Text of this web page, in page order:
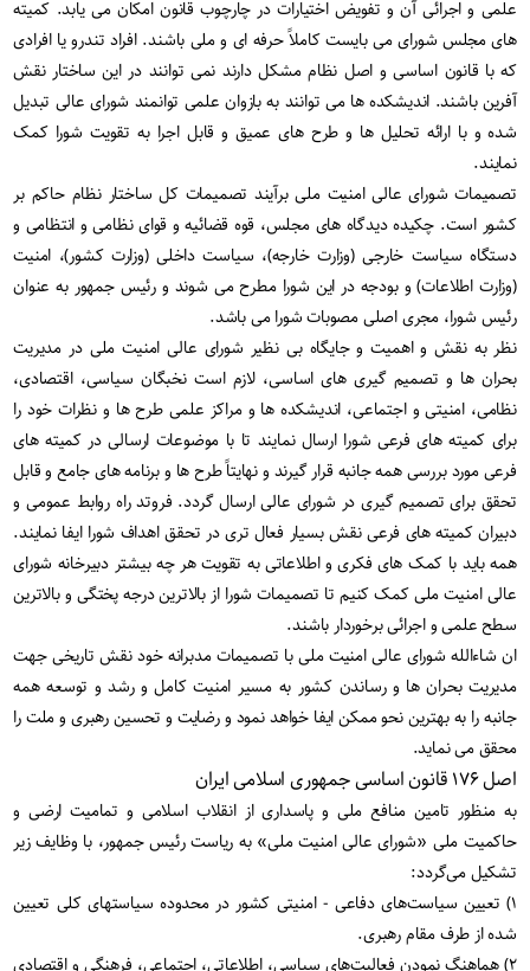
علمی و اجرائی آن و تفویض اختیارات در چارچوب قانون امکان می یابد. کمیته
های مجلس شورای می بایست کاملاً حرفه ای و ملی باشند. افراد تندرو یا افرادی
که با قانون اساسی و اصل نظام مشکل دارند نمی توانند در این ساختار نقش
آفرین باشند. اندیشکده ها می توانند به بازوان علمی توانمند شورای عالی تبدیل
شده و با ارائه تحلیل ها و طرح های عمیق و قابل اجرا به تقویت شورا کمک
نمایند.
تصمیمات شورای عالی امنیت ملی برآیند تصمیمات کل ساختار نظام حاکم بر
کشور است. چکیده دیدگاه های مجلس، قوه قضائیه و قوای نظامی و انتظامی و
دستگاه سیاست خارجی (وزارت خارجه)، سیاست داخلی (وزارت کشور)، امنیت
(وزارت اطلاعات) و بودجه در این شورا مطرح می شوند و رئیس جمهور به عنوان
رئیس شورا، مجری اصلی مصوبات شورا می باشد.
نظر به نقش و اهمیت و جایگاه بی نظیر شورای عالی امنیت ملی در مدیریت
بحران ها و تصمیم گیری های اساسی، لازم است نخبگان سیاسی، اقتصادی،
نظامی، امنیتی و اجتماعی، اندیشکده ها و مراکز علمی طرح ها و نظرات خود را
برای کمیته های فرعی شورا ارسال نمایند تا با موضوعات ارسالی در کمیته های
فرعی مورد بررسی همه جانبه قرار گیرند و نهایتاً طرح ها و برنامه های جامع و قابل
تحقق برای تصمیم گیری در شورای عالی ارسال گردد. فروتد راه روابط عمومی و
دبیران کمیته های فرعی نقش بسیار فعال تری در تحقق اهداف شورا ایفا نمایند.
همه باید با کمک های فکری و اطلاعاتی به تقویت هر چه بیشتر دبیرخانه شورای
عالی امنیت ملی کمک کنیم تا تصمیمات شورا از بالاترین درجه پختگی و بالاترین
سطح علمی و اجرائی برخوردار باشند.
ان شاءالله شورای عالی امنیت ملی با تصمیمات مدبرانه خود نقش تاریخی جهت
مدیریت بحران ها و رساندن کشور به مسیر امنیت کامل و رشد و توسعه همه
جانبه را به بهترین نحو ممکن ایفا خواهد نمود و رضایت و تحسین رهبری و ملت را
محقق می نماید.
اصل ۱۷۶ قانون اساسی جمهوری اسلامی ایران
به منظور تامین منافع ملی و پاسداری از انقلاب اسلامی و تمامیت ارضی و
حاکمیت ملی «شورای عالی امنیت ملی» به ریاست رئیس جمهور، با وظایف زیر
تشکیل می‌گردد:
۱) تعیین سیاست‌های دفاعی - امنیتی کشور در محدوده سیاستهای کلی تعیین
شده از طرف مقام رهبری.
۲) هماهنگ نمودن فعالیت‌های سیاسی، اطلاعاتی، اجتماعی، فرهنگی و اقتصادی